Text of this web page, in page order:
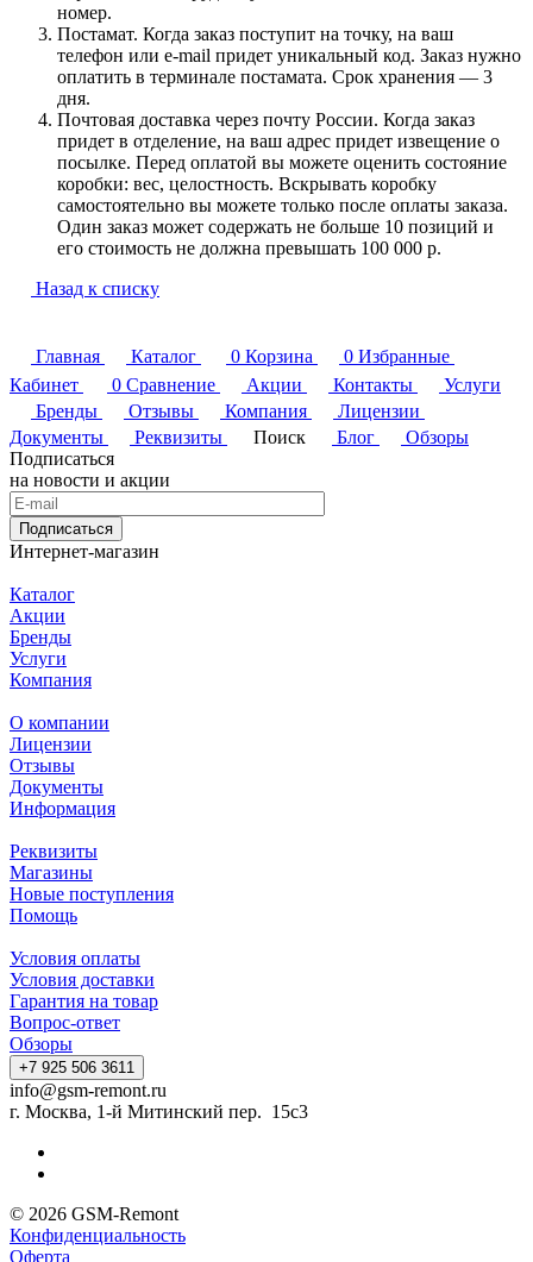
номер.
Постамат. Когда заказ поступит на точку, на ваш
телефон или e-mail придет уникальный код. Заказ нужно
оплатить в терминале постамата. Срок хранения — 3
дня.
Почтовая доставка через почту России. Когда заказ
придет в отделение, на ваш адрес придет извещение о
посылке. Перед оплатой вы можете оценить состояние
коробки: вес, целостность. Вскрывать коробку
самостоятельно вы можете только после оплаты заказа.
Один заказ может содержать не больше 10 позиций и
его стоимость не должна превышать 100 000 р.
Назад к списку
Главная Каталог 0 Корзина 0 Избранные
Кабинет
0 Сравнение Акции Контакты
Услуги
Бренды
Отзывы Компания
Лицензии
Документы
Реквизиты Поиск Блог
Обзоры
Подписаться
на новости и акции
Подписаться
Интернет-магазин
Каталог
Акции
Бренды
Услуги
Компания
О компании
Лицензии
Отзывы
Документы
Информация
Реквизиты
Магазины
Новые поступления
Помощь
Условия оплаты
Условия доставки
Гарантия на товар
Вопрос-ответ
Обзоры
+7 925 506 3611
info@gsm-remont.ru
г. Москва, 1-й Митинский пер. 15с3
© 2026 GSM-Remont
Конфиденциальность
Оферта